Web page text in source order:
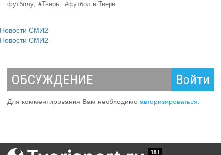
футболу, #Тверь, #футбол в Твери
Новости СМИ2
Новости СМИ2
ОБСУЖДЕНИЕ Войти
Для комментирования Вам необходимо авторизироваться.